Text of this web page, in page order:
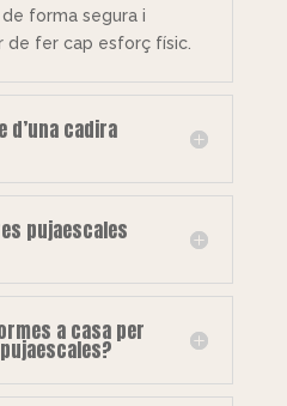
forma segura i
de fer cap esforç físic.
d’una cadira
pujaescales
a casa per